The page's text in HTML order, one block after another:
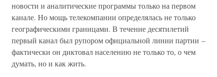
новости и аналитические программы только на первом
канале. Но мощь телекомпании определя­лась не только
географическими границами. В течение десятилетий
первый канал был рупором официальной линии партии –
фактически он диктовал населению не только то, о чем
думать, но и как жить.